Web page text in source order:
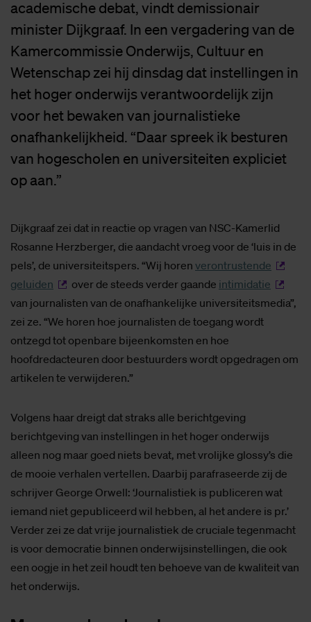
academische debat, vindt demissionair
minister Dijkgraaf. In een vergadering van de
Kamercommissie Onderwijs, Cultuur en
Wetenschap zei hij dinsdag dat instellingen in
het hoger onderwijs verantwoordelijk zijn
voor het bewaken van journalistieke
onafhankelijkheid. “Daar spreek ik besturen
van hogescholen en universiteiten expliciet
op aan.”
Dijkgraaf zei dat in reactie op vragen van NSC-Kamerlid
Rosanne Herzberger, die aandacht vroeg voor de ‘luis in de
pels’, de universiteitspers. “Wij horen verontrustende
geluiden
over de steeds verder gaande intimidatie
van journalisten van de onafhankelijke universiteitsmedia”,
zei ze. “We horen hoe journalisten de toegang wordt
ontzegd tot openbare bijeenkomsten en hoe
hoofdredacteuren door bestuurders wordt opgedragen om
artikelen te verwijderen.”
Volgens haar dreigt dat straks alle berichtgeving
berichtgeving van instellingen in het hoger onderwijs
alleen nog maar goed niets bevat, met vrolijke glossy’s die
de mooie verhalen vertellen. Daarbij parafraseerde zij de
schrijver George Orwell: ‘Journalistiek is publiceren wat
iemand niet gepubliceerd wil hebben, al het andere is pr.’
Verder zei ze dat vrije journalistiek de cruciale tegenmacht
is voor democratie binnen onderwijsinstellingen, die ook
een oogje in het zeil houdt ten behoeve van de kwaliteit van
het onderwijs.